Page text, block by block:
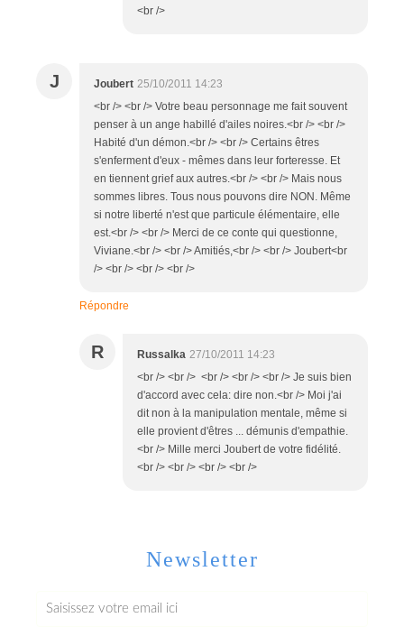
<br />
J Joubert 25/10/2011 14:23
<br /> <br /> Votre beau personnage me fait souvent
penser à un ange habillé d'ailes noires.<br /> <br />
Habité d'un démon.<br /> <br /> Certains êtres
s'enferment d'eux - mêmes dans leur forteresse. Et
en tiennent grief aux autres.<br /> <br /> Mais nous
sommes libres. Tous nous pouvons dire NON. Même
si notre liberté n'est que particule élémentaire, elle
est.<br /> <br /> Merci de ce conte qui questionne,
Viviane.<br /> <br /> Amitiés,<br /> <br /> Joubert<br
/> <br /> <br /> <br />
Répondre
R Russalka 27/10/2011 14:23
<br /> <br /> <br /> <br /> <br /> Je suis bien
d'accord avec cela: dire non.<br /> Moi j'ai
dit non à la manipulation mentale, même si
elle provient d'êtres ... démunis d'empathie.
<br /> Mille merci Joubert de votre fidélité.
<br /> <br /> <br /> <br />
Newsletter